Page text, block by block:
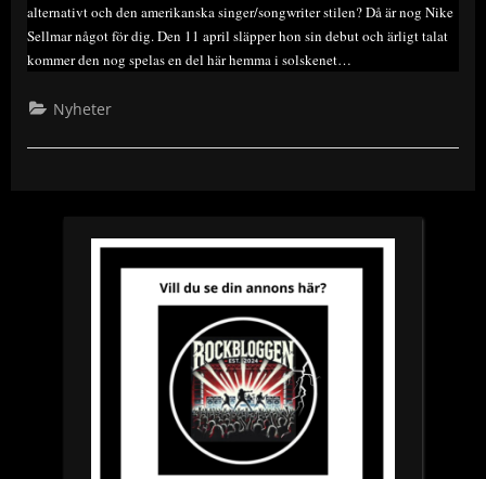
alternativt och den amerikanska singer/songwriter stilen? Då är nog Nike
Sellmar något för dig. Den 11 april släpper hon sin debut och ärligt talat
kommer den nog spelas en del här hemma i solskenet…
Nyheter